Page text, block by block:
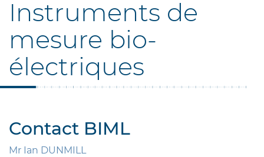
Instruments de
mesure bio-
électriques
Contact BIML
Mr Ian DUNMILL